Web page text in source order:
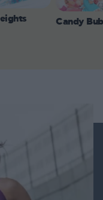
Candy